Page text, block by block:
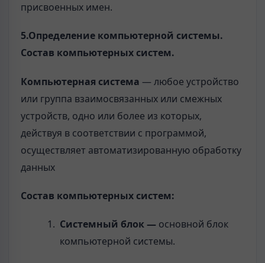
присвоенных имен.
5.Определение компьютерной системы.
Состав компьютерных систем.
Компьютерная система — любое устройство
или группа взаимосвязанных или смежных
устройств, одно или более из которых,
действуя в соответствии с программой,
осуществляет автоматизированную обработку
данных
Состав компьютерных систем:
Системный блок — основной блок
компьютерной системы.